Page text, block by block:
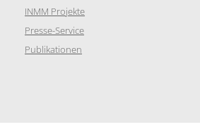
INMM Projekte
Presse-Service
Publikationen